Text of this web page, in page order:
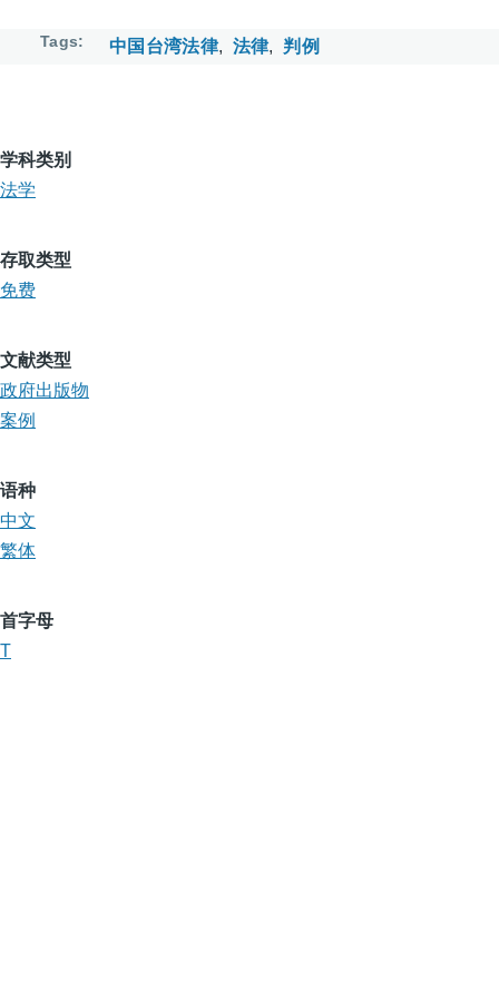
Tags 中国台湾法律 法律 判例
学科类别
法学
存取类型
免费
文献类型
政府出版物
案例
语种
中文
繁体
首字母
T